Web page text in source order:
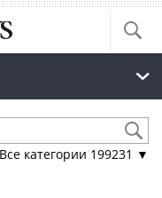
Все категории 199231 ▼